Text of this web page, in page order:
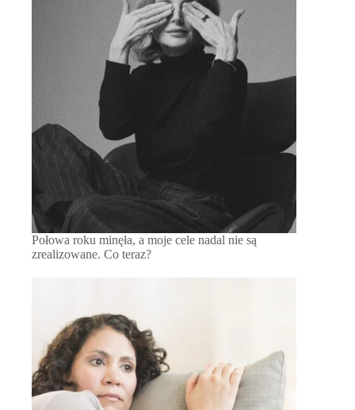
Połowa roku minęła, a moje cele nadal nie są
zrealizowane. Co teraz?